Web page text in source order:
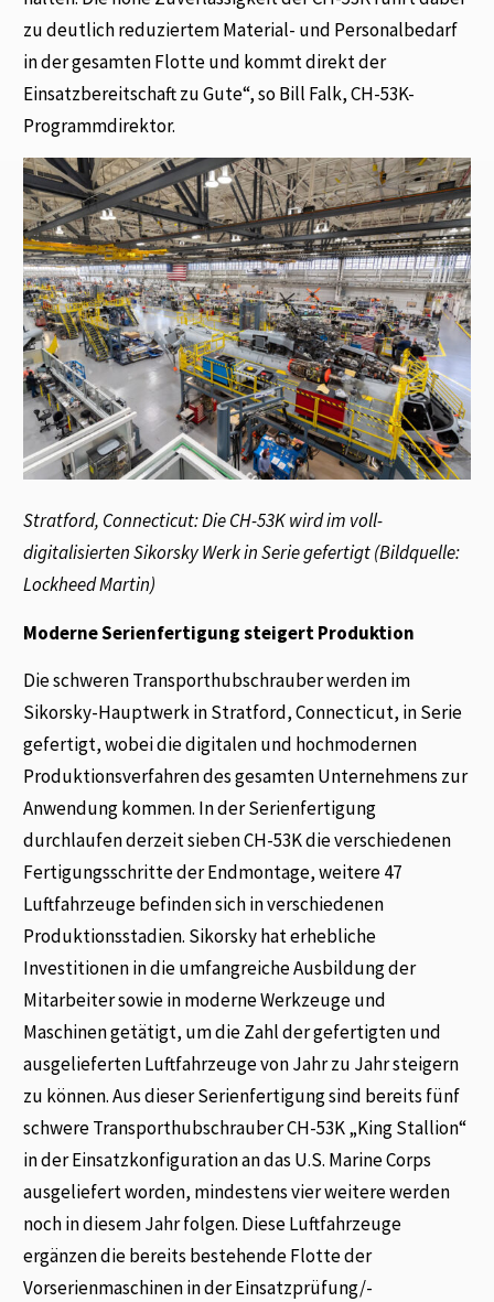
zu deutlich reduziertem Material- und Personalbedarf
in der gesamten Flotte und kommt direkt der
Einsatzbereitschaft zu Gute“, so Bill Falk, CH-53K-
Programmdirektor.
Stratford, Connecticut: Die CH-53K wird im voll-
digitalisierten Sikorsky Werk in Serie gefertigt (Bildquelle:
Lockheed Martin)
Moderne Serienfertigung steigert Produktion
Die schweren Transporthubschrauber werden im
Sikorsky-Hauptwerk in Stratford, Connecticut, in Serie
gefertigt, wobei die digitalen und hochmodernen
Produktionsverfahren des gesamten Unternehmens zur
Anwendung kommen. In der Serienfertigung
durchlaufen derzeit sieben CH-53K die verschiedenen
Fertigungsschritte der Endmontage, weitere 47
Luftfahrzeuge befinden sich in verschiedenen
Produktionsstadien. Sikorsky hat erhebliche
Investitionen in die umfangreiche Ausbildung der
Mitarbeiter sowie in moderne Werkzeuge und
Maschinen getätigt, um die Zahl der gefertigten und
ausgelieferten Luftfahrzeuge von Jahr zu Jahr steigern
zu können. Aus dieser Serienfertigung sind bereits fünf
schwere Transporthubschrauber CH-53K „King Stallion“
in der Einsatzkonfiguration an das U.S. Marine Corps
ausgeliefert worden, mindestens vier weitere werden
noch in diesem Jahr folgen. Diese Luftfahrzeuge
ergänzen die bereits bestehende Flotte der
Vorserienmaschinen in der Einsatzprüfung/-